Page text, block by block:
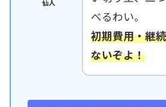
仙人
べるわい。
初期費用・継
ないぞよ！